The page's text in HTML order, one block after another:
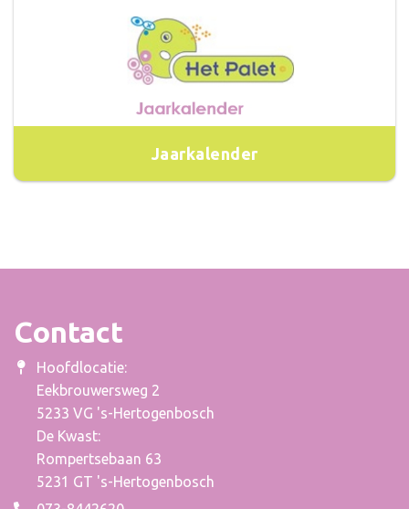
Jaarkalender
Contact
Hoofdlocatie:
Eekbrouwersweg 2
5233 VG 's-Hertogenbosch
De Kwast:
Rompertsebaan 63
5231 GT 's-Hertogenbosch